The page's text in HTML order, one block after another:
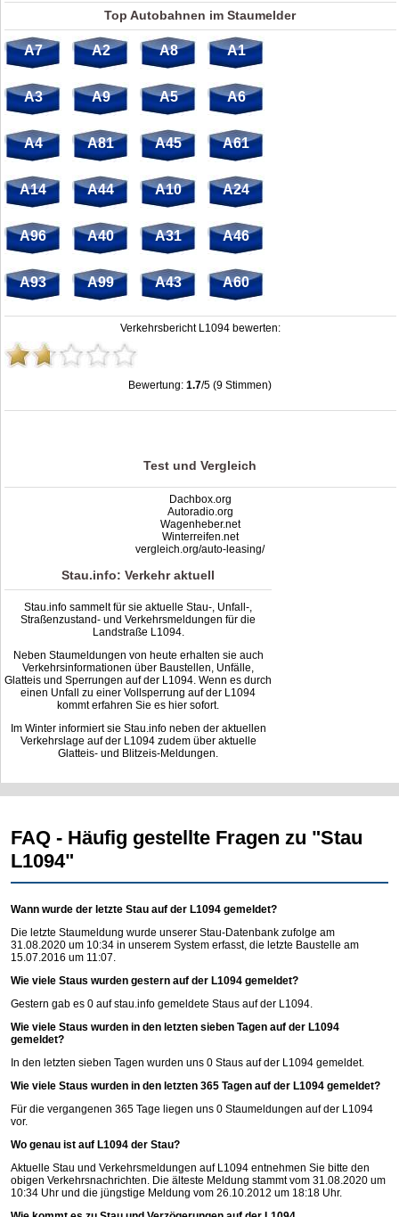
Top Autobahnen im Staumelder
A7 A2 A8 A1
A3 A9 A5 A6
A4 A81 A45 A61
A14 A44 A10 A24
A96 A40 A31 A46
A93 A99 A43 A60
Verkehrsbericht L1094 bewerten:
Bewertung:1.7/5 (9 Stimmen)
Stau L1094: Unfälle, Sperrung & Baustellen | Staumelder L1094 ,1.7out of5
Test und Vergleich
Dachbox.org
Autoradio.org
Wagenheber.net
Winterreifen.net
vergleich.org/auto-leasing/
Stau.info: Verkehr aktuell
Stau.info sammelt für sie aktuelle Stau-, Unfall-,
Straßenzustand- und Verkehrsmeldungen für die
Landstraße L1094.
Neben Staumeldungen von heute erhalten sie auch
Verkehrsinformationen über Baustellen, Unfälle,
Glatteis und Sperrungen auf der L1094. Wenn es durch
einen Unfall zu einer Vollsperrung auf der L1094
kommt erfahren Sie es hier sofort.
Im Winter informiert sie Stau.info neben der aktuellen
Verkehrslage auf der L1094 zudem über aktuelle
Glatteis- und Blitzeis-Meldungen.
FAQ - Häufig gestellte Fragen zu "Stau
L1094"
Wann wurde der letzte Stau auf der L1094 gemeldet?
Die letzte Staumeldung wurde unserer Stau-Datenbank zufolge am
31.08.2020 um 10:34 in unserem System erfasst, die letzte Baustelle am
15.07.2016 um 11:07.
Wie viele Staus wurden gestern auf der L1094 gemeldet?
Gestern gab es 0 aufstau.info gemeldete Staus auf der L1094.
Wie viele Staus wurden in den letzten sieben Tagen auf der L1094
gemeldet?
In den letzten sieben Tagen wurden uns 0 Staus auf der L1094 gemeldet.
Wie viele Staus wurden in den letzten 365 Tagen auf der L1094 gemeldet?
Für die vergangenen 365 Tage liegen uns 0 Staumeldungen auf der L1094
vor.
Wo genau ist auf L1094 der Stau?
Aktuelle Stau und Verkehrsmeldungen auf L1094 entnehmen Sie bitte den
obigen Verkehrsnachrichten. Die älteste Meldung stammt vom 31.08.2020 um
10:34 Uhr und die jüngstige Meldung vom 26.10.2012 um 18:18 Uhr.